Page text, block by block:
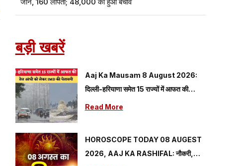
बड़ी खबरें
Aaj Ka Mausam 8 August 2026:
दिल्ली-हरियाणा समेत 15 राज्यों में आफत की
बारिश, तेज आंधी को लेकर IMD की चेतावनी
Read More
HOROSCOPE TODAY 08 AUGEST
2026, AAJ KA RASHIFAL: नौकरी,